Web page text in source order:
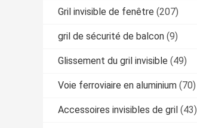
Gril invisible de fenêtre (207)
gril de sécurité de balcon (9)
Glissement du gril invisible (49)
Voie ferroviaire en aluminium (70)
Accessoires invisibles de gril (43)